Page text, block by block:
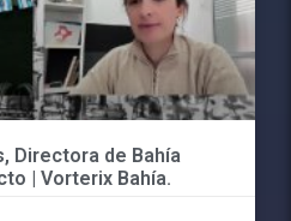
Directora de Bahía
| Vorterix Bahía.